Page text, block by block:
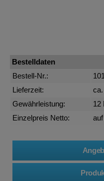
Bestelldaten
Bestell-Nr.:
Lieferzeit:
Gewährleistung:
12
Einzelpreis Netto: